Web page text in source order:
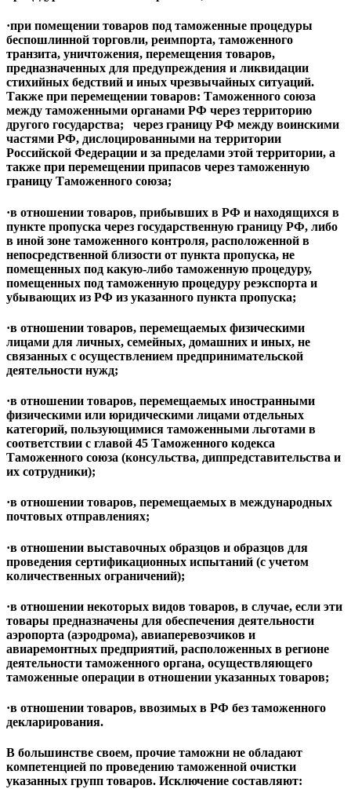
·при помещении товаров под таможенные процедуры
беспошлинной торговли, реимпорта, таможенного
транзита, уничтожения, перемещения товаров,
предназначенных для предупреждения и ликвидации
стихийных бедствий и иных чрезвычайных ситуаций.
Также при перемещении товаров: Таможенного союза
между таможенными органами РФ через территорию
другого государства; через границу РФ между воинскими
частями РФ, дислоцированными на территории
Российской Федерации и за пределами этой территории, а
также при перемещении припасов через таможенную
границу Таможенного союза;
·в отношении товаров, прибывших в РФ и находящихся в
пункте пропуска через государственную границу РФ, либо
в иной зоне таможенного контроля, расположенной в
непосредственной близости от пункта пропуска, не
помещенных под какую-либо таможенную процедуру,
помещенных под таможенную процедуру реэкспорта и
убывающих из РФ из указанного пункта пропуска;
·в отношении товаров, перемещаемых физическими
лицами для личных, семейных, домашних и иных, не
связанных с осуществлением предпринимательской
деятельности нужд;
·в отношении товаров, перемещаемых иностранными
физическими или юридическими лицами отдельных
категорий, пользующимися таможенными льготами в
соответствии с главой 45 Таможенного кодекса
Таможенного союза (консульства, диппредставительства и
их сотрудники);
·в отношении товаров, перемещаемых в международных
почтовых отправлениях;
·в отношении выставочных образцов и образцов для
проведения сертификационных испытаний (с учетом
количественных ограничений);
·в отношении некоторых видов товаров, в случае, если эти
товары предназначены для обеспечения деятельности
аэропорта (аэродрома), авиаперевозчиков и
авиаремонтных предприятий, расположенных в регионе
деятельности таможенного органа, осуществляющего
таможенные операции в отношении указанных товаров;
·в отношении товаров, ввозимых в РФ без таможенного
декларирования.
В большинстве своем, прочие таможни не обладают
компетенцией по проведению таможенной очистки
указанных групп товаров. Исключение составляют: